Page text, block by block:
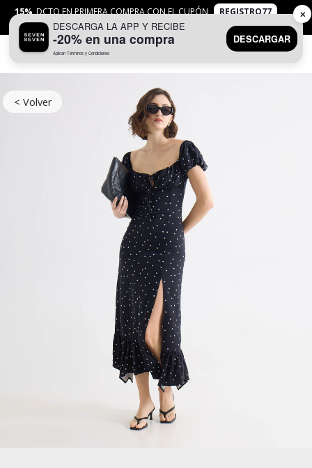
15% DCTO EN PRIMERA COMPRA CON EL CUPÓN
REGISTRO77
APLICANTYC
< Volver
DESCARGA LA APP Y RECIBE
-20% en una compra
Aplican Términos y Condiciones
DESCARGAR
✕